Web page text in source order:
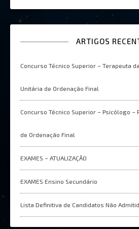
ARTIGOS
Concurso Técnico Superior – Terapeuta
Unitária de Ordenação Final
Concurso Técnico Superior – Psicólogo –
de Ordenação Final
EXAMES – ATUALIZAÇÂO
EXAMES Ensino Secundário
Lista Definitiva de Candidatos Não